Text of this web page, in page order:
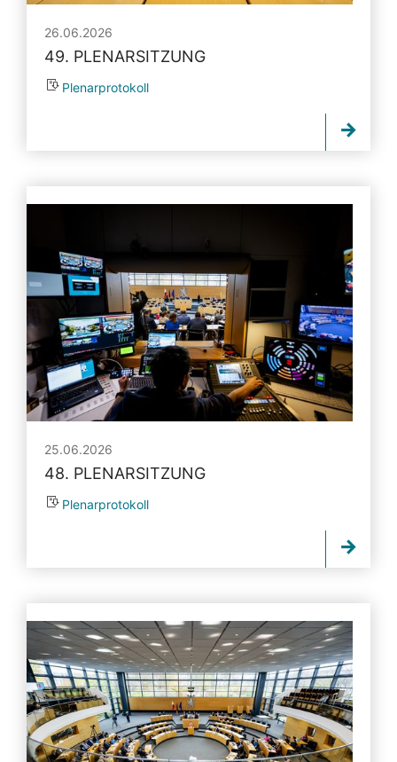
26.06.2026
49. PLENARSITZUNG
Plenarprotokoll
25.06.2026
48. PLENARSITZUNG
Plenarprotokoll